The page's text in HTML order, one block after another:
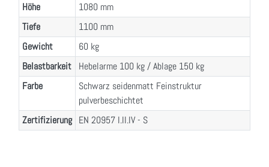
Höhe
1080 mm
Tiefe
1100 mm
Gewicht
60 kg
Belastbarkeit
Hebelarme 100 kg / Ablage 150 kg
Farbe
Schwarz seidenmatt Feinstruktur
pulverbeschichtet
Zertifizierung EN 20957 I.II.IV - S